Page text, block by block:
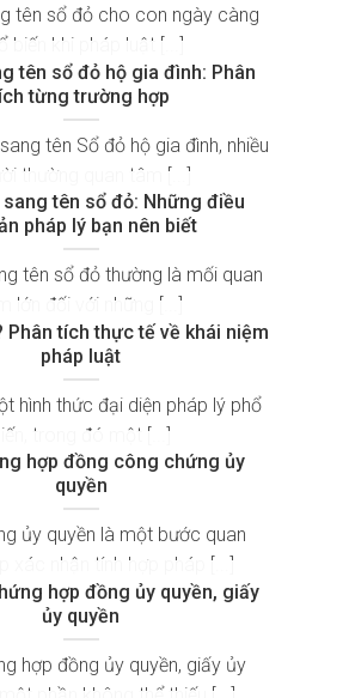
tên sổ đỏ cho con ngày càng
biến khi pháp luật [...]
tên sổ đỏ hộ gia đình: Phân
từng trường hợp
tên Sổ đỏ hộ gia đình, nhiều
thường quan tâm [...]
tên sổ đỏ: Những điều
pháp lý bạn nên biết
tên sổ đỏ thường là mối quan
lớn đối với những [...]
Phân tích thực tế về khái niệm
pháp luật
hình thức đại diện pháp lý phổ
trong đó một [...]
hợp đồng công chứng ủy
quyền
ủy quyền là một bước quan
xác nhận tính hợp pháp [...]
hợp đồng ủy quyền, giấy
ủy quyền
hợp đồng ủy quyền, giấy ủy